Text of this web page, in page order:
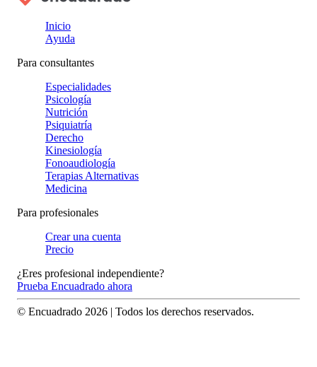
Inicio
Ayuda
Para consultantes
Especialidades
Psicología
Nutrición
Psiquiatría
Derecho
Kinesiología
Fonoaudiología
Terapias Alternativas
Medicina
Para profesionales
Crear una cuenta
Precio
¿Eres profesional independiente?
Prueba Encuadrado ahora
© Encuadrado 2026 | Todos los derechos reservados.